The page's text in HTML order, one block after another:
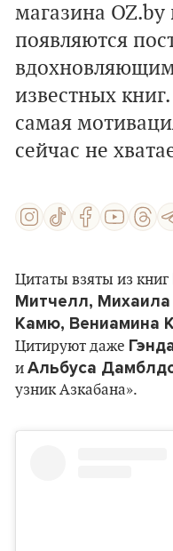
магазина
появляются
известных
самая
сейчас не
Цитаты взяты из книг
Митчелл, Михаила
Камю, Вениамина
Цитируют даже
и Альбуса
узник Азкабана».